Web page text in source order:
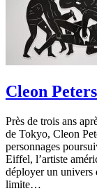
Cleon
Près de trois ans
de Tokyo, Cleon
personnages
Eiffel, l’artiste
déployer un univers
limite…